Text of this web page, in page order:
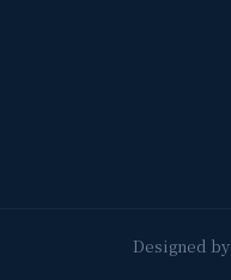
Designed by